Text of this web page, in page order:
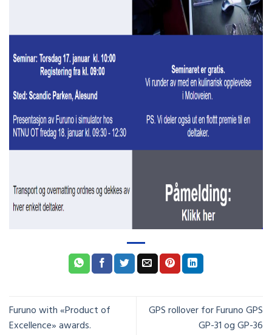
Furuno with «Product of
Excellence» awards.
GPS rollover for Furuno GPS
GP-31 og GP-36